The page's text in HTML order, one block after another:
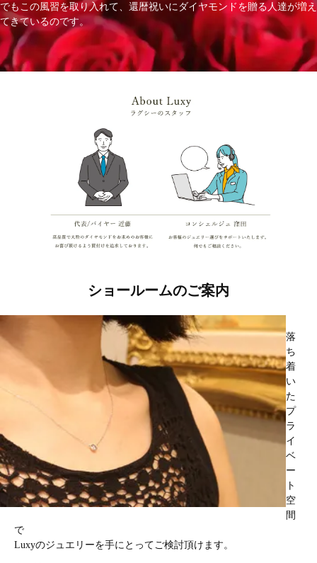
でもこの風習を取り入れて、還暦祝いにダイヤモンドを贈る人達が増え
てきているのです。
ショールームのご案内
落
ち
着
い
た
プ
ラ
イ
ベ
ー
ト
空
間
で
Luxyのジュエリーを手にとってご検討頂けます。